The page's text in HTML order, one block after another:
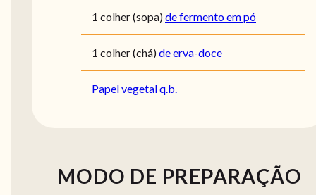
1 colher (sopa)de fermento em pó
1 colher (chá)de erva-doce
Papel vegetal q.b.
MODO DE PREPARAÇÃO